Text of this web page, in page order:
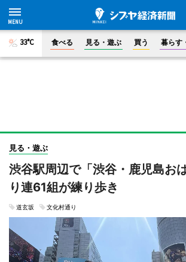
33°C 食べる 見る・遊ぶ 買う 暮らす
見る・遊ぶ
渋谷駅周辺で「渋谷・鹿児島
り連61組が練り歩き
道玄坂 文化村通り